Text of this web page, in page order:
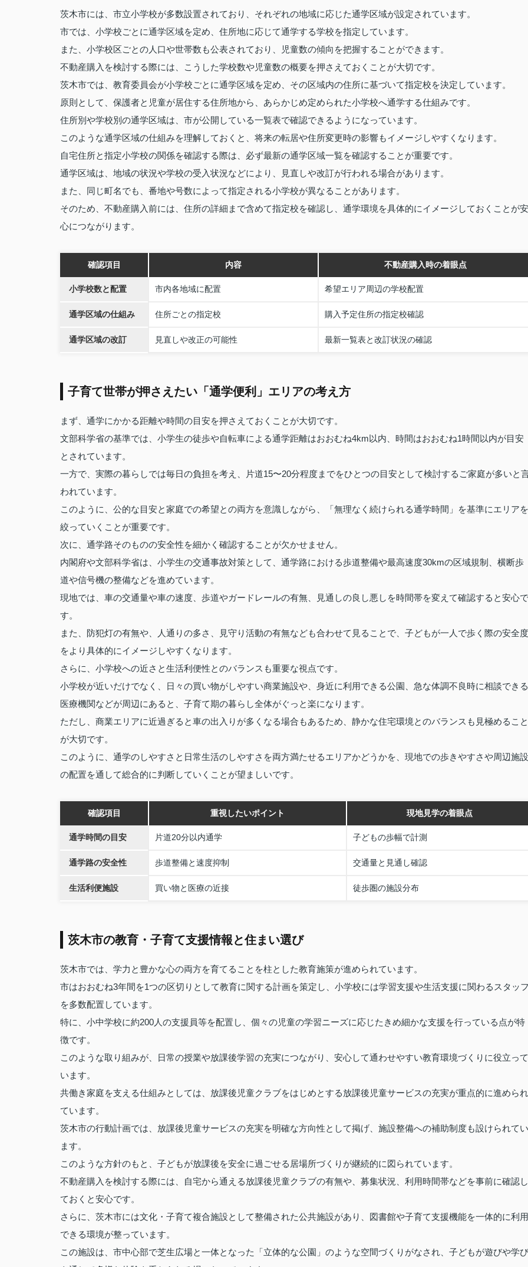
茨木市には、市立小学校が多数設置されており、それぞれの地域に応じた通学区域が設定されています。
市では、小学校ごとに通学区域を定め、住所地に応じて通学する学校を指定しています。
また、小学校区ごとの人口や世帯数も公表されており、児童数の傾向を把握することができます。
不動産購入を検討する際には、こうした学校数や児童数の概要を押さえておくことが大切です。
茨木市では、教育委員会が小学校ごとに通学区域を定め、その区域内の住所に基づいて指定校を決定しています。
原則として、保護者と児童が居住する住所地から、あらかじめ定められた小学校へ通学する仕組みです。
住所別や学校別の通学区域は、市が公開している一覧表で確認できるようになっています。
このような通学区域の仕組みを理解しておくと、将来の転居や住所変更時の影響もイメージしやすくなります。
自宅住所と指定小学校の関係を確認する際は、必ず最新の通学区域一覧を確認することが重要です。
通学区域は、地域の状況や学校の受入状況などにより、見直しや改訂が行われる場合があります。
また、同じ町名でも、番地や号数によって指定される小学校が異なることがあります。
そのため、不動産購入前には、住所の詳細まで含めて指定校を確認し、通学環境を具体的にイメージしておくことが安
心につながります。
確認項目 内容 不動産購入時の着眼点
小学校数と配置 市内各地域に配置 希望エリア周辺の学校配置
通学区域の仕組み 住所ごとの指定校 購入予定住所の指定校確認
通学区域の改訂 見直しや改正の可能性 最新一覧表と改訂状況の確認
子育て世帯が押さえたい「通学便利」エリアの考え方
まず、通学にかかる距離や時間の目安を押さえておくことが大切です。
文部科学省の基準では、小学生の徒歩や自転車による通学距離はおおむね4km以内、時間はおおむね1時間以内が目安
とされています。
一方で、実際の暮らしでは毎日の負担を考え、片道15〜20分程度までをひとつの目安として検討するご家庭が多いと
われています。
このように、公的な目安と家庭での希望との両方を意識しながら、「無理なく続けられる通学時間」を基準にエリアを
絞っていくことが重要です。
次に、通学路そのものの安全性を細かく確認することが欠かせません。
内閣府や文部科学省は、小学生の交通事故対策として、通学路における歩道整備や最高速度30kmの区域規制、横断歩
道や信号機の整備などを進めています。
現地では、車の交通量や車の速度、歩道やガードレールの有無、見通しの良し悪しを時間帯を変えて確認すると安心で
す。
また、防犯灯の有無や、人通りの多さ、見守り活動の有無なども合わせて見ることで、子どもが一人で歩く際の安全度
をより具体的にイメージしやすくなります。
さらに、小学校への近さと生活利便性とのバランスも重要な視点です。
小学校が近いだけでなく、日々の買い物がしやすい商業施設や、身近に利用できる公園、急な体調不良時に相談できる
医療機関などが周辺にあると、子育て期の暮らし全体がぐっと楽になります。
ただし、商業エリアに近過ぎると車の出入りが多くなる場合もあるため、静かな住宅環境とのバランスも見極めること
が大切です。
このように、通学のしやすさと日常生活のしやすさを両方満たせるエリアかどうかを、現地での歩きやすさや周辺施設
の配置を通して総合的に判断していくことが望ましいです。
確認項目 重視したいポイント 現地見学の着眼点
通学時間の目安 片道20分以内通学 子どもの歩幅で計測
通学路の安全性 歩道整備と速度抑制 交通量と見通し確認
生活利便施設 買い物と医療の近接 徒歩圏の施設分布
茨木市の教育・子育て支援情報と住まい選び
茨木市では、学力と豊かな心の両方を育てることを柱とした教育施策が進められています。
市はおおむね3年間を1つの区切りとして教育に関する計画を策定し、小学校には学習支援や生活支援に関わるスタッ
を多数配置しています。
特に、小中学校に約200人の支援員等を配置し、個々の児童の学習ニーズに応じたきめ細かな支援を行っている点が特
徴です。
このような取り組みが、日常の授業や放課後学習の充実につながり、安心して通わせやすい教育環境づくりに役立って
います。
共働き家庭を支える仕組みとしては、放課後児童クラブをはじめとする放課後児童サービスの充実が重点的に進められ
ています。
茨木市の行動計画では、放課後児童サービスの充実を明確な方向性として掲げ、施設整備への補助制度も設けられてい
ます。
このような方針のもと、子どもが放課後を安全に過ごせる居場所づくりが継続的に図られています。
不動産購入を検討する際には、自宅から通える放課後児童クラブの有無や、募集状況、利用時間帯などを事前に確認し
ておくと安心です。
さらに、茨木市には文化・子育て複合施設として整備された公共施設があり、図書館や子育て支援機能を一体的に利用
できる環境が整っています。
この施設は、市中心部で芝生広場と一体となった「立体的な公園」のような空間づくりがなされ、子どもが遊びや学び